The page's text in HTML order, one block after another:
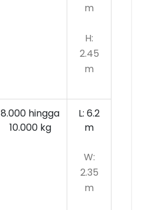
m
H:
2.45
m
8.000 hingga
10.000 kg
L: 6.2
m
W:
2.35
m